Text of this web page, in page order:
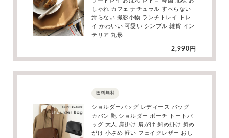
しゃれ カフェ ナチュラル すべらない
滑らない 撮影小物 ランチトレイ トレ
イ かわいい 可愛い シンプル 雑貨 イン
テリア 丸形
2,990円
送料無料
ショルダーバッグ レディース バッグ
カバン 鞄 ショルダー ポーチ トートバ
ッグ 大人 肩掛け 肩がけ 斜め掛け 斜め
がけ 小さめ 軽い フェイクレザー おし